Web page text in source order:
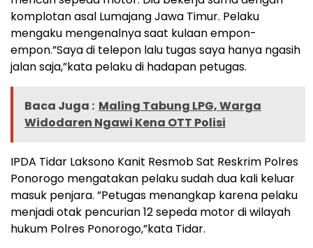
komplotan asal Lumajang Jawa Timur. Pelaku
mengaku mengenalnya saat kulaan empon-
empon.”Saya di telepon lalu tugas saya hanya ngasih
jalan saja,”kata pelaku di hadapan petugas.
Baca Juga : Maling Tabung LPG, Warga
Widodaren Ngawi Kena OTT Polisi
IPDA Tidar Laksono Kanit Resmob Sat Reskrim Polres
Ponorogo mengatakan pelaku sudah dua kali keluar
masuk penjara. ”Petugas menangkap karena pelaku
menjadi otak pencurian 12 sepeda motor di wilayah
hukum Polres Ponorogo,”kata Tidar.